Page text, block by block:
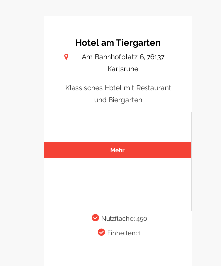
Hotel am Tiergarten
Am Bahnhofplatz 6, 76137
Karlsruhe
Klassisches Hotel mit Restaurant
und Biergarten
Mehr
Nutzfläche: 450
Einheiten: 1